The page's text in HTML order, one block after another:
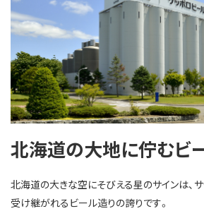
北海道の大地に佇むビ
北海道の大きな空にそびえる星のサインは、
受け継がれるビール造りの誇りです。